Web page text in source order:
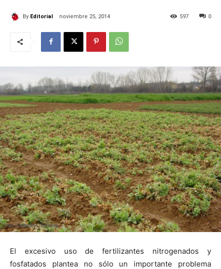
By Editorial noviembre 25, 2014 0
597
El excesivo uso de fertilizantes nitrogenados y
fosfatados plantea no sólo un importante problema